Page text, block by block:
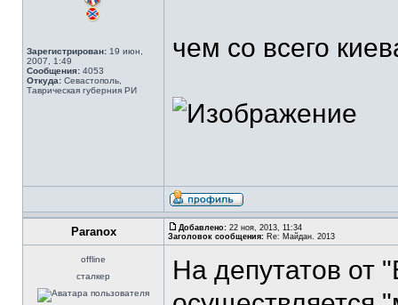
Зарегистрирован: 19 июн,
2007, 1:49
Сообщения: 4053
Откуда: Севастополь,
Таврическая губерния РИ
чем со всего
Paranox Добавлено: 22 ноя, 2013, 11:34
Заголовок сообщения: Re: Майдан. 2013
offline
сталкер
На депутатов от